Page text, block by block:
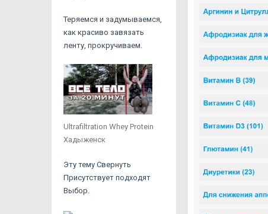
Теряемся и задумываемся,
как красиво завязать
ленту, прокручиваем.
Ultrafiltration Whey Protein
Хадыженск
Эту тему Свернуть
Присутствует подходят
Выбор.